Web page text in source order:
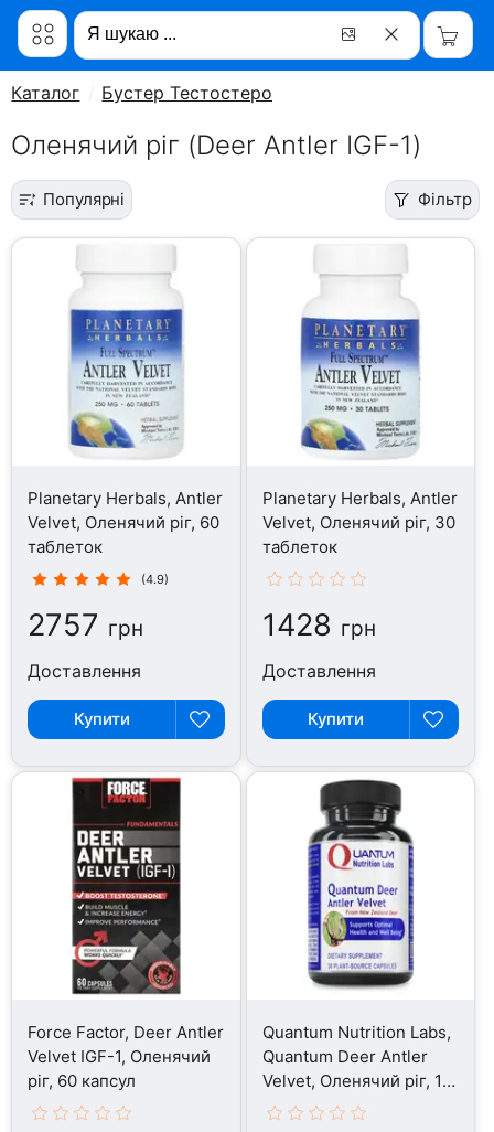
Каталог Бустер Тестостерону
Оленячий ріг (Deer Antler IGF-1)
Популярні Фільтр
Planetary Herbals, Antler
Velvet, Оленячий ріг, 60
таблеток
(4.9)
2757 грн
Доставлення
Купити
Planetary Herbals, Antler
Velvet, Оленячий ріг, 30
таблеток
1428 грн
Доставлення
Купити
Force Factor, Deer Antler
Velvet IGF-1, Оленячий
ріг, 60 капсул
Quantum Nutrition Labs,
Quantum Deer Antler
Velvet, Оленячий ріг, 1
шт